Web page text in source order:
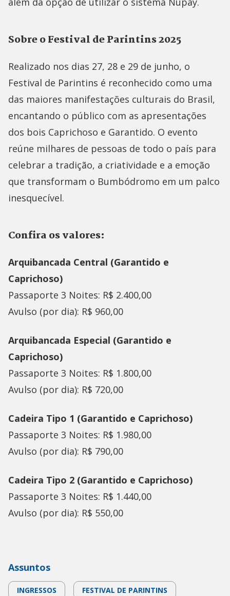
Sobre o Festival de Parintins 2025
Realizado nos dias 27, 28 e 29 de junho, o
Festival de Parintins é reconhecido como uma
das maiores manifestações culturais do Brasil,
encantando o público com as apresentações
dos bois Caprichoso e Garantido. O evento
reúne milhares de pessoas de todo o país para
celebrar a tradição, a criatividade e a emoção
que transformam o Bumbódromo em um palco
inesquecível.
Confira os valores:
Arquibancada Central (Garantido e
Caprichoso)
Passaporte 3 Noites: R$ 2.400,00
Avulso (por dia): R$ 960,00
Arquibancada Especial (Garantido e
Caprichoso)
Passaporte 3 Noites: R$ 1.800,00
Avulso (por dia): R$ 720,00
Cadeira Tipo 1 (Garantido e Caprichoso)
Passaporte 3 Noites: R$ 1.980,00
Avulso (por dia): R$ 790,00
Cadeira Tipo 2 (Garantido e Caprichoso)
Passaporte 3 Noites: R$ 1.440,00
Avulso (por dia): R$ 550,00
Assuntos
INGRESSOS FESTIVAL DE PARINTINS